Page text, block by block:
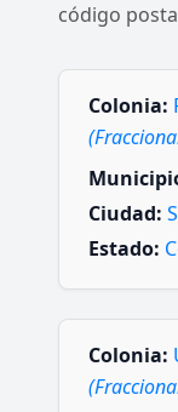
código
Colonia:
Ciudad:
Estado:
Colonia: